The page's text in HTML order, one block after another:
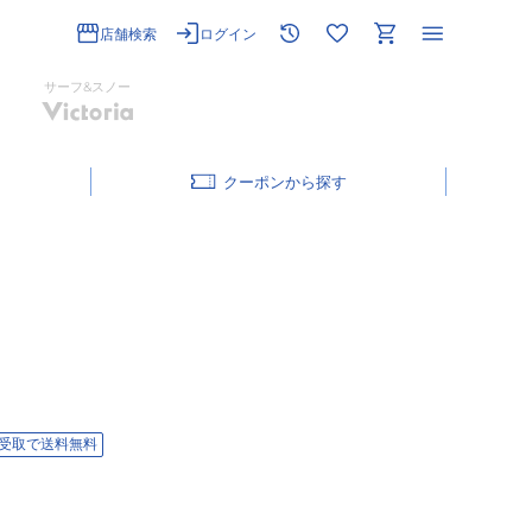
店舗検索 ログイン
サーフ&スノー
クーポン
取で送料無料